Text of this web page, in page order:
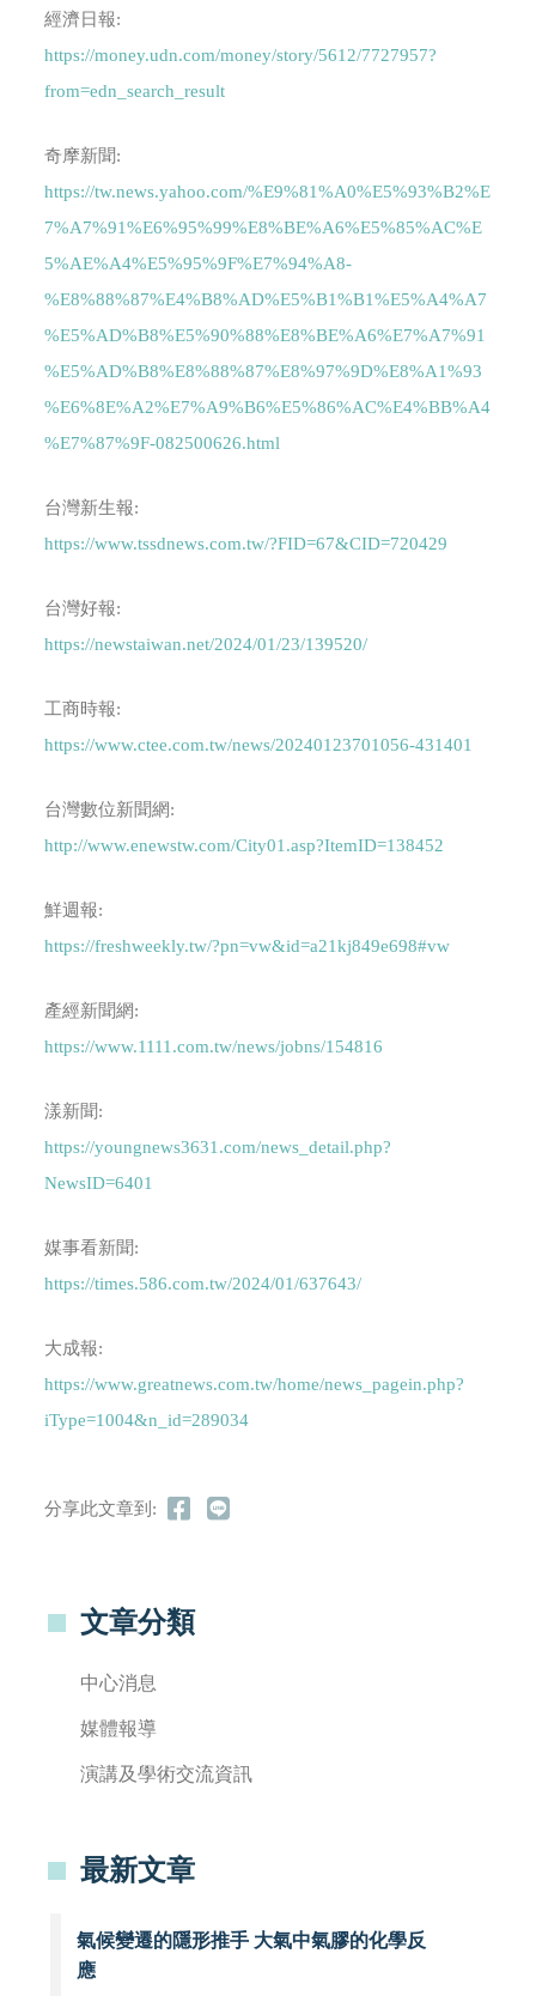
文章分類
中心消息
媒體報導
演講及學術交流資訊
最新文章
氣候變遷的隱形推手 大氣中氣膠的化學反
應
經濟日報:
https://money.udn.com/money/story/5612/7727957?
from=edn_search_result
奇摩新聞:
https://tw.news.yahoo.com/%E9%81%A0%E5%93%B2%E
7%A7%91%E6%95%99%E8%BE%A6%E5%85%AC%E
5%AE%A4%E5%95%9F%E7%94%A8-
%E8%88%87%E4%B8%AD%E5%B1%B1%E5%A4%A7
%E5%AD%B8%E5%90%88%E8%BE%A6%E7%A7%91
%E5%AD%B8%E8%88%87%E8%97%9D%E8%A1%93
%E6%8E%A2%E7%A9%B6%E5%86%AC%E4%BB%A4
%E7%87%9F-082500626.html
台灣新生報:
https://www.tssdnews.com.tw/?FID=67&CID=720429
台灣好報:
https://newstaiwan.net/2024/01/23/139520/
工商時報:
https://www.ctee.com.tw/news/20240123701056-431401
台灣數位新聞網:
http://www.enewstw.com/City01.asp?ItemID=138452
鮮週報:
https://freshweekly.tw/?pn=vw&id=a21kj849e698#vw
產經新聞網:
https://www.1111.com.tw/news/jobns/154816
漾新聞:
https://youngnews3631.com/news_detail.php?
NewsID=6401
媒事看新聞:
https://times.586.com.tw/2024/01/637643/
大成報:
https://www.greatnews.com.tw/home/news_pagein.php?
iType=1004&n_id=289034
分享此文章到: